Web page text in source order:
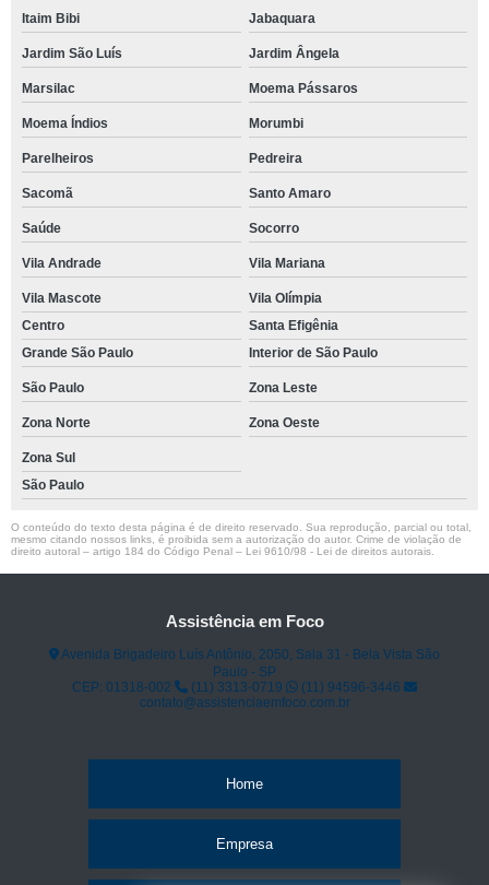
Itaim Bibi Jabaquara
Jardim São Luís Jardim Ângela
Marsilac Moema Pássaros
Moema Índios Morumbi
Parelheiros Pedreira
Sacomã Santo Amaro
Saúde Socorro
Vila Andrade Vila Mariana
Vila Mascote
Vila Olímpia
Centro
Santa Efigênia
Grande São Paulo
Interior de São Paulo
São Paulo Zona Leste
Zona Norte Zona Oeste
Zona Sul
São Paulo
O conteúdo do texto desta página é de direito reservado. Sua reprodução, parcial ou total,
mesmo citando nossos links, é proibida sem a autorização do autor. Crime de violação de
direito autoral – artigo 184 do Código Penal – Lei 9610/98 - Lei de direitos autorais
Assistência em Foco
Avenida Brigadeiro Luís Antônio, 2050, Sala 31 - Bela Vista São
Paulo - SP
CEP: 01318-002
(11) 3313-0719
(11) 94596-3446
contato@assistenciaemfoco.com.br
Home
Empresa